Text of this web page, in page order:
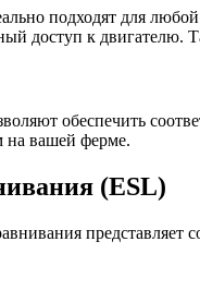
подходят для
доступ к
обеспечить
на вашей ферме.
(ESL)